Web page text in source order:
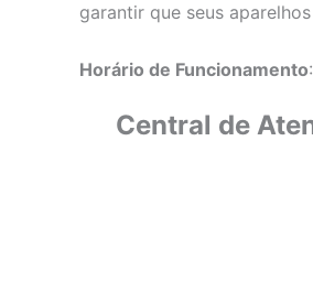
garantir que seus
Horário de Funcionamento
Central de